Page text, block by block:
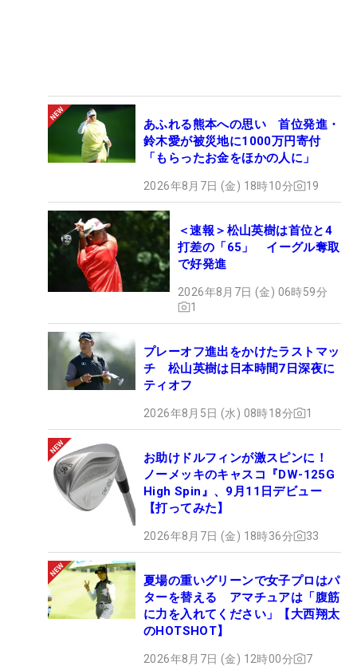
あふれる熊本への思い 首位発進・
鈴木愛が被災地に1000万円寄付
「もらったお金をほかの人に」
2026年8月7日 (金) 18時10分 19
＜速報＞松山英樹は首位と4
打差の「65」 イーグル奪取
で好発進
2026年8月7日 (金) 06時59分
1
プレーオフ進出をかけたラストマッ
チ 松山英樹は日本時間7日深夜に
ティオフ
2026年8月5日 (水) 08時18分 1
お助けドルフィンが激スピンに！
ノーメッキのキャスコ『DW-125G
High Spin』、9月11日デビュー
【打ってみた】
2026年8月7日 (金) 18時36分 33
夏場の重いグリーンで女子プロはパ
ターを替える アマチュアは「腹筋
に力を入れてください」【大西翔太
のHOTSHOT】
2026年8月7日 (金) 12時00分 7